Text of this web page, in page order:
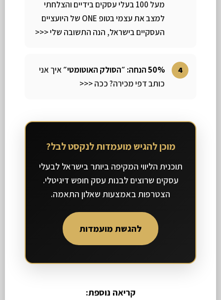
מעל 100 בעלי עסקים בידיים והצלחתי
למצב את עצמי בטופ ONE של היועציים
העסקיים בישראל, הנה התשובה שלי <<<
50% הנחה: ״הסולק האוטומטי״
איך אני
כותב דפי מכירה? ככה <<<
מוכן להגיש מועמדות לנקסט לבל?
תוכנית הליווי המקיפה ביותר בישראל לבעלי
עסקים שרוצים לבנות עסק חופש דיגיטלי.
הצטרפות באמצעות שאלון התאמה.
להגשת מועמדות
קריאה נוספת: